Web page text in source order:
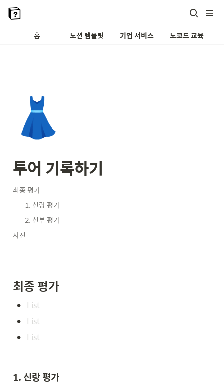
홈 노션 템플릿 기업 서비스 노코드 교육
👗
투어 기록하기
최종 평가
1. 신랑 평가
2. 신부 평가
사진
최종 평가
•
•
•
1. 신랑 평가